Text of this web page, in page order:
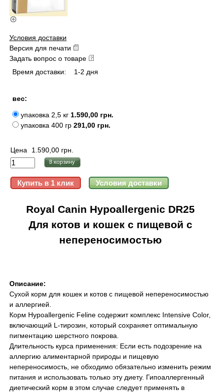
Условия доставки
Версия для печати
Задать вопрос о товаре
Время доставки:
1-2 дня
вес:
упаковка 2,5 кг 1.590,00 грн.
упаковка 400 гр 291,00 грн.
Цена 1.590,00 грн.
Royal Canin Hypoallergenic DR25
Для котов и кошек с пищевой с
непереносимостью
Описание:
Сухой корм для кошек и котов с пищевой непереносимостью
и аллергией.
Корм Hypoallergenic Feline содержит комплекс Intensive Color,
включающий L-тирозин, который сохраняет оптимальную
пигментацию шерстного покрова.
Длительность курса применения: Если есть подозрение на
аллергию алиментарной природы и пищевую
непереносимость, не обходимо обязательно изменить режим
питания и использовать только эту диету. Гипоаллергенный
диетический корм в этом случае следует применять в